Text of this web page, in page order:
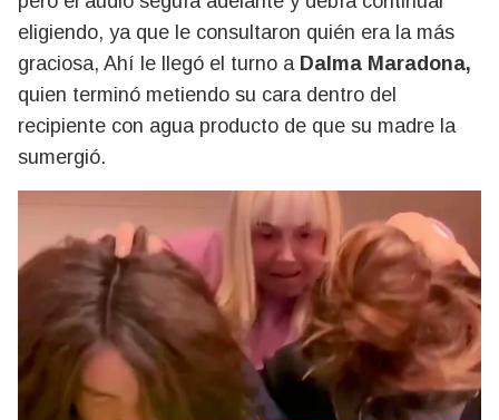
eligiendo, ya que le consultaron quién era la más
graciosa, Ahí le llegó el turno a Dalma Maradona,
quien terminó metiendo su cara dentro del
recipiente con agua producto de que su madre la
sumergió.